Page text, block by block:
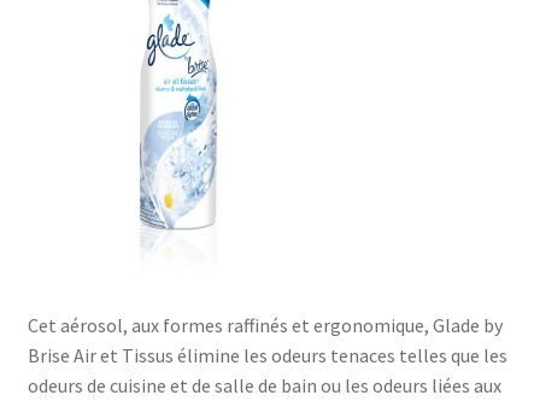
Cet aérosol, aux formes raffinés et ergonomique, Glade by
Brise Air et Tissus élimine les odeurs tenaces telles que les
odeurs de cuisine et de salle de bain ou les odeurs liées aux